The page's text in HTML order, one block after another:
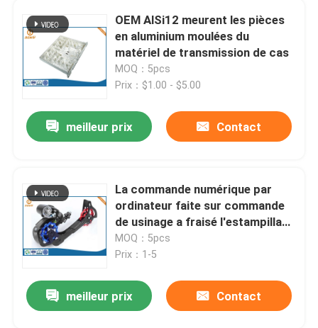
OEM AlSi12 meurent les pièces
en aluminium moulées du
matériel de transmission de cas
MOQ：5pcs
Prix：$1.00 - $5.00
meilleur prix Contact
La commande numérique par
ordinateur faite sur commande
de usinage a fraisé l'estampillage
titanique d'acier inoxydable de
pièces
MOQ：5pcs
Prix：1-5
meilleur prix Contact